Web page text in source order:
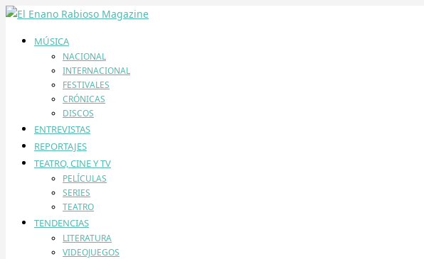
MÚSICA
NACIONAL
INTERNACIONAL
FESTIVALES
CRÓNICAS
DISCOS
ENTREVISTAS
REPORTAJES
TEATRO, CINE Y TV
PELÍCULAS
SERIES
TEATRO
TENDENCIAS
LITERATURA
VIDEOJUEGOS